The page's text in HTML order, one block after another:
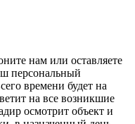
нам или оставляете
персональный
времени будет на
на все возникшие
осмотрит объект и